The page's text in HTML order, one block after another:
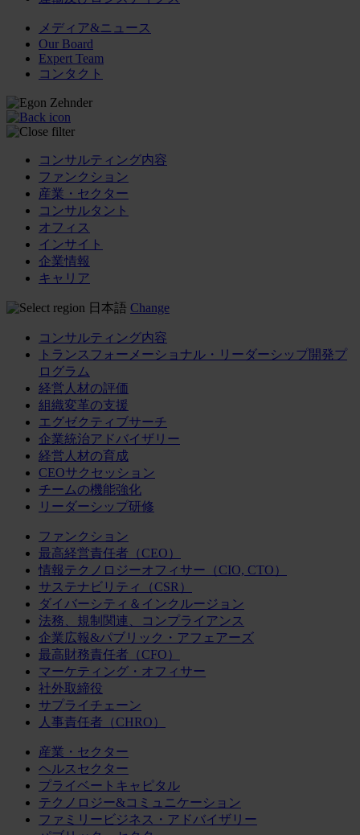
メディア&ニュース
Our Board
Expert Team
コンタクト
コンサルティング内容
ファンクション
産業・セクター
コンサルタント
オフィス
インサイト
企業情報
キャリア
日本語 Change
コンサルティング内容
トランスフォーメーショナル・リーダーシップ開発プ
ログラム
経営人材の評価
組織変革の支援
エグゼクティブサーチ
企業統治アドバイザリー
経営人材の育成
CEOサクセッション
チームの機能強化
リーダーシップ研修
ファンクション
最高経営責任者（CEO）
情報テクノロジーオフィサー（CIO, CTO）
サステナビリティ（CSR）
ダイバーシティ＆インクルージョン
法務、規制関連、コンプライアンス
企業広報&パブリック・アフェアーズ
最高財務責任者（CFO）
マーケティング・オフィサー
社外取締役
サプライチェーン
人事責任者（CHRO）
産業・セクター
ヘルスセクター
プライベートキャピタル
テクノロジー&コミュニケーション
ファミリービジネス・アドバイザリー